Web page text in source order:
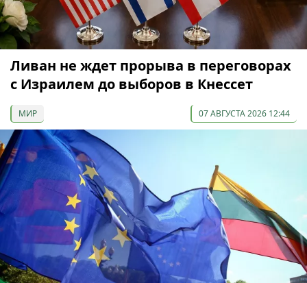
Ливан не ждет прорыва в переговорах
с Израилем до выборов в Кнессет
МИР 07 АВГУСТА 2026 12:44